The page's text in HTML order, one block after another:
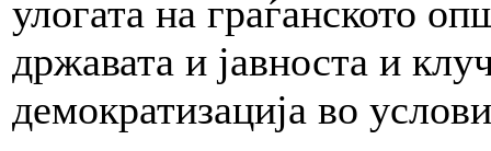
улогата на граѓанското
државата и јавноста и
демократизација во